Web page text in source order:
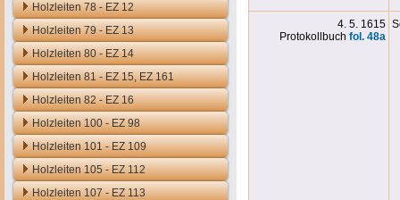
Holzleiten 78 - EZ 12
Holzleiten 79 - EZ 13
Holzleiten 80 - EZ 14
Holzleiten 81 - EZ 15, EZ 161
Holzleiten 82 - EZ 16
Holzleiten 100 - EZ 98
Holzleiten 101 - EZ 109
Holzleiten 105 - EZ 112
Holzleiten 107 - EZ 113
4. 5. 1615
Protokollbuch fol. 48a